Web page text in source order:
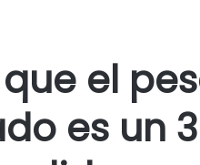
el
es un